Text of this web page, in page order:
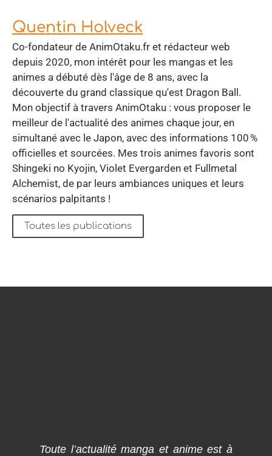
Quentin Holveck
Co-fondateur de AnimOtaku.fr et rédacteur web
depuis 2020, mon intérêt pour les mangas et les
animes a débuté dès l'âge de 8 ans, avec la
découverte du grand classique qu'est Dragon Ball.
Mon objectif à travers AnimOtaku : vous proposer le
meilleur de l'actualité des animes chaque jour, en
simultané avec le Japon, avec des informations 100 %
officielles et sourcées. Mes trois animes favoris sont
Shingeki no Kyojin, Violet Evergarden et Fullmetal
Alchemist, de par leurs ambiances uniques et leurs
scénarios palpitants !
Toutes les publications
Toute l’actualité manga et anime est à